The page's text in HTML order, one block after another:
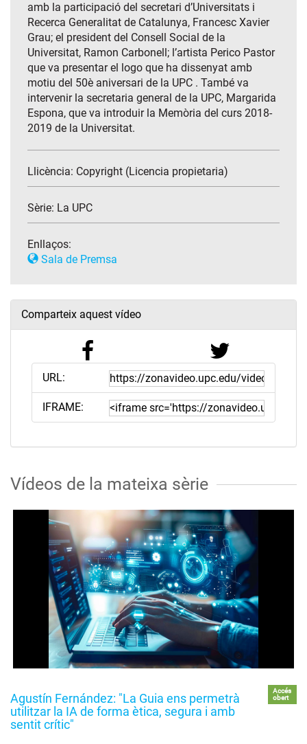
amb la participació del secretari d’Universitats i
Recerca Generalitat de Catalunya, Francesc Xavier
Grau; el president del Consell Social de la
Universitat, Ramon Carbonell; l’artista Perico Pastor
que va presentar el logo que ha dissenyat amb
motiu del 50è aniversari de la UPC . També va
intervenir la secretaria general de la UPC, Margarida
Espona, que va introduir la Memòria del curs 2018-
2019 de la Universitat.
Llicència: Copyright (Licencia propietaria)
Sèrie: La UPC
Enllaços:
Sala de Premsa
Comparteix aquest vídeo
URL:
IFRAME:
Vídeos de la mateixa sèrie
Agustín Fernández: "La Guia ens permetrà
utilitzar la IA de forma ètica, segura i amb
sentit crític"
Accés
obert